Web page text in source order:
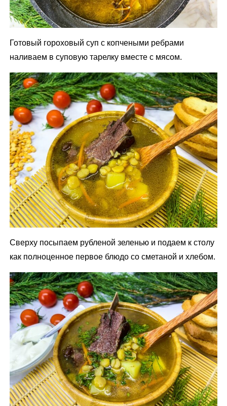
Готовый гороховый суп с копчеными ребрами
наливаем в суповую тарелку вместе с мясом.
Сверху посыпаем рубленой зеленью и подаем к столу
как полноценное первое блюдо со сметаной и хлебом.